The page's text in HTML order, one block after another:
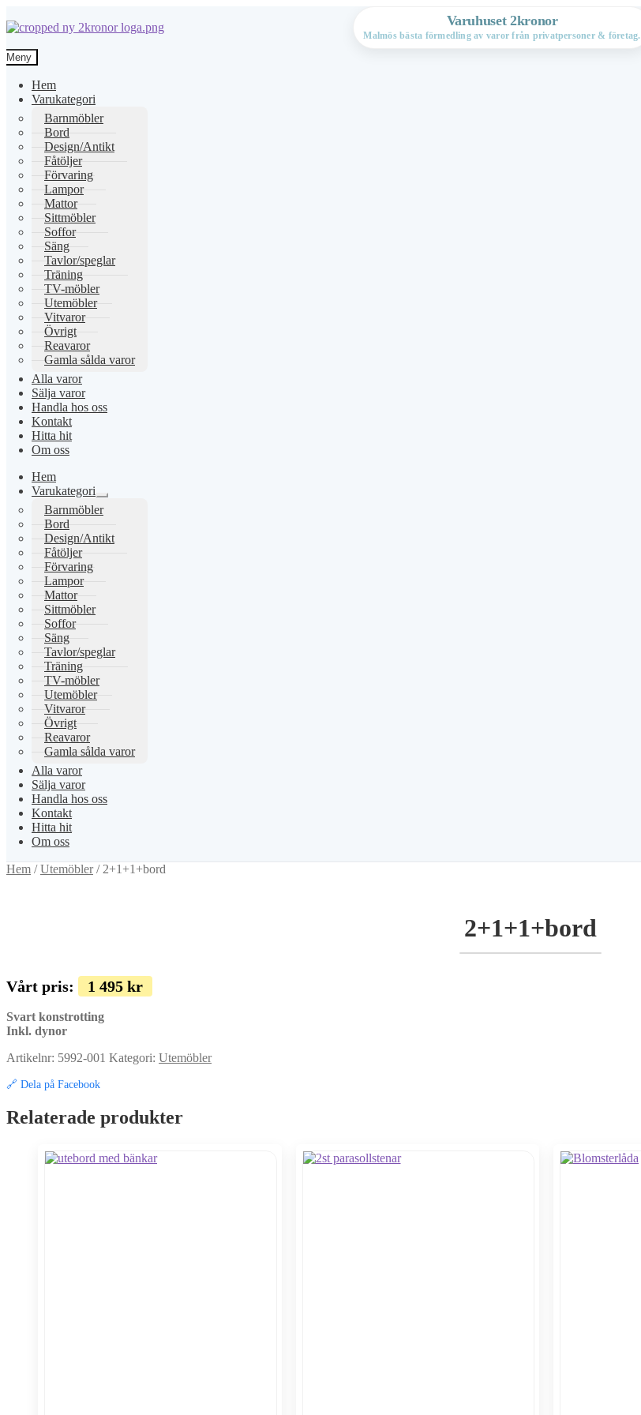
Hoppa
till
navigering
Hoppa
till
innehåll
Varuhuset 2kronor
Malmös bästa förmedling av varor från privatpersoner & företag.
Meny
Hem
Varukategori
Barnmöbler
Bord
Design/Antikt
Fåtöljer
Förvaring
Lampor
Mattor
Sittmöbler
Soffor
Säng
Tavlor/speglar
Träning
TV-möbler
Utemöbler
Vitvaror
Övrigt
Reavaror
Gamla sålda varor
Alla varor
Sälja varor
Handla hos oss
Kontakt
Hitta hit
Om oss
Hem
Varukategori
Expandera
undermeny
Barnmöbler
Bord
Design/Antikt
Fåtöljer
Förvaring
Lampor
Mattor
Sittmöbler
Soffor
Säng
Tavlor/speglar
Träning
TV-möbler
Utemöbler
Vitvaror
Övrigt
Reavaror
Gamla sålda varor
Alla varor
Sälja varor
Handla hos oss
Kontakt
Hitta hit
Om oss
Hem /Utemöbler/ 2+1+1+bord
2+1+1+bord
Vårt pris: 1 495 kr
Svart konstrotting
Inkl. dynor
Artikelnr: 5992-001 Kategori: Utemöbler
🔗 Dela på Facebook
Relaterade produkter